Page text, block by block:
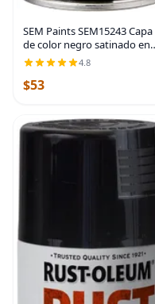
SEM Paints SEM15243 Capa
de color negro satinado en
aerosol 12 onzas (Paquete de
1)
4.8
$53